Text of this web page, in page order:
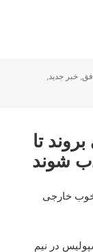
افق,خبر جدید,
تا
شوند
خوب خارجی
در نیم